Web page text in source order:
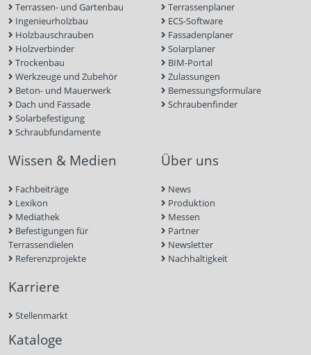
Terrassen- und Gartenbau
Ingenieurholzbau
Holzbauschrauben
Holzverbinder
Trockenbau
Werkzeuge und Zubehör
Beton- und Mauerwerk
Dach und Fassade
Solarbefestigung
Schraubfundamente
Terrassenplaner
ECS-Software
Fassadenplaner
Solarplaner
BIM-Portal
Zulassungen
Bemessungsformulare
Schraubenfinder
Wissen & Medien
Fachbeiträge
Lexikon
Mediathek
Befestigungen für
Terrassendielen
Referenzprojekte
Über uns
News
Produktion
Messen
Partner
Newsletter
Nachhaltigkeit
Karriere
Stellenmarkt
Kataloge